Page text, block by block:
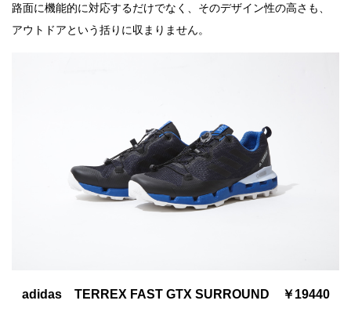
路面に機能的に対応するだけでなく、そのデザイン性の高さも、
アウトドアという括りに収まりません。
adidas TERREX FAST GTX SURROUND ￥19440